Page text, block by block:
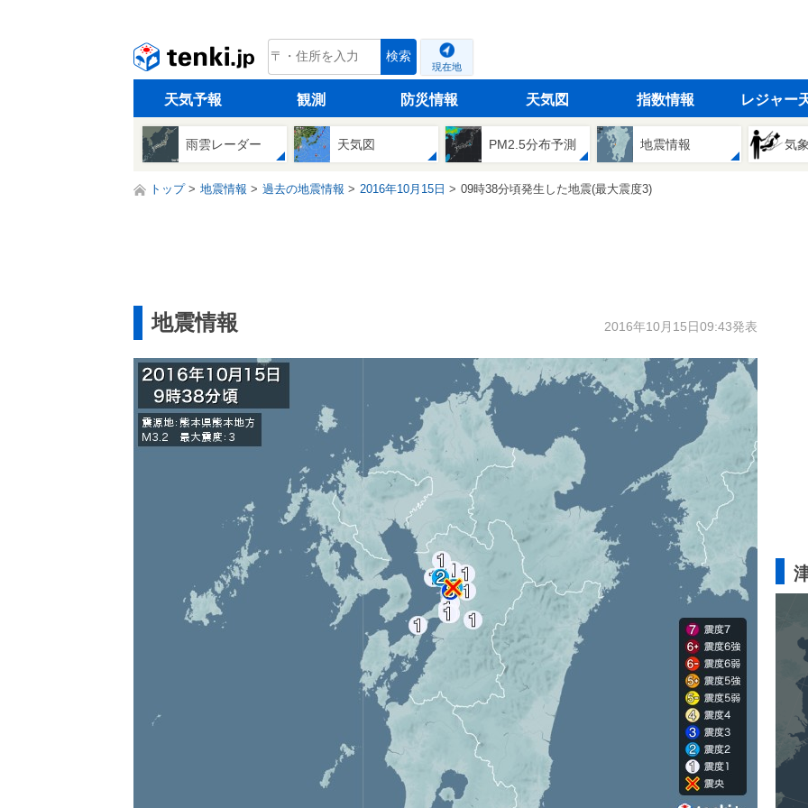
tenki.jp 検索
現在地
天気予報 観測 防災情報 天気図 指数情報 レジャー
雨雲レーダー 天気図 PM2.5分布予測 地震情報 気
トップ 地震情報 過去の地震情報 2016年10月15日 09時38分頃発生した地震(最大震度3)
地震情報 2016年10月15日09:43発表